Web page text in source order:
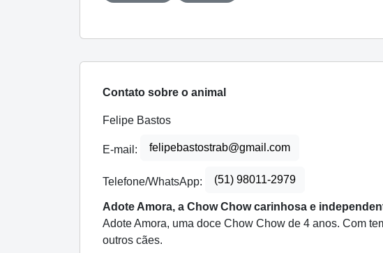
Contato sobre o animal
Felipe Bastos
E-mail: felipebastostrab@gmail.com
Telefone/WhatsApp: (51) 98011-2979
Adote Amora, a Chow Chow carinhosa e
Adote Amora, uma doce Chow Chow de 4 anos. Com
outros cães.